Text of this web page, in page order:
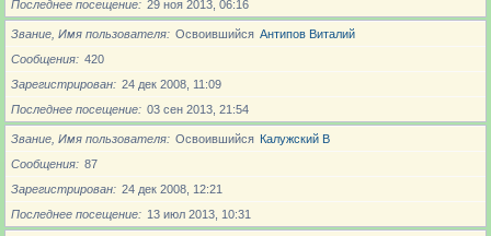
Последнее посещение
29 ноя 2013, 06:16
Звание, Имя пользователя Освоившийся Антипов Виталий
Сообщения
420
Зарегистрирован
24 дек 2008, 11:09
Последнее посещение
03 сен 2013, 21:54
Звание, Имя пользователя Освоившийся Калужский В
Сообщения
87
Зарегистрирован
24 дек 2008, 12:21
Последнее посещение
13 июл 2013, 10:31